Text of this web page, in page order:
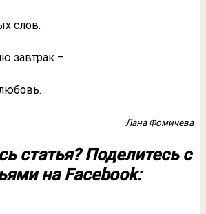
слов.
завтрак –
Лана Фомичева
статья? Поделитесь с
на Facebook: